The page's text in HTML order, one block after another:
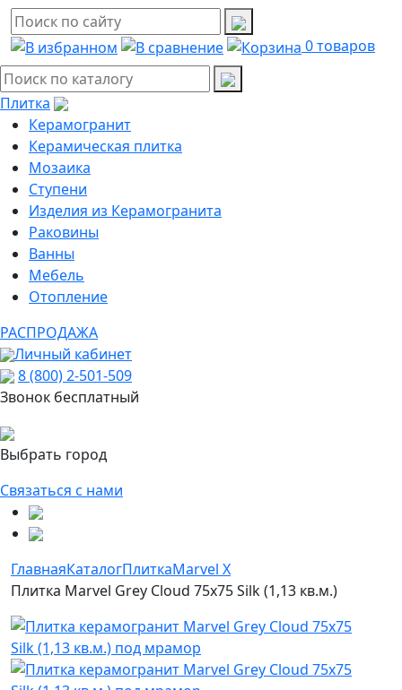
0товаров
Плитка
Керамогранит
Керамическая плитка
Мозаика
Ступени
Изделия из Керамогранита
Раковины
Ванны
Мебель
Отопление
РАСПРОДАЖА
Личный кабинет
8 (800) 2-501-509
Звонок бесплатный
Выбрать город
Связаться с нами
ГлавнаяКаталогПлиткаMarvel X
Плитка Marvel Grey Cloud 75x75 Silk (1,13 кв.м.)